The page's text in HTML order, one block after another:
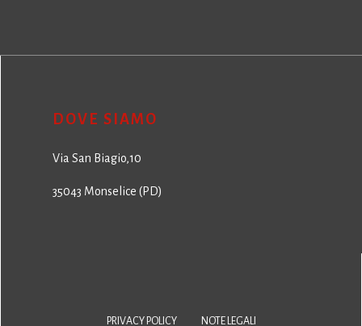
DOVE SIAMO
Via San Biagio,10
35043 Monselice (PD)
PRIVACY POLICY NOTE LEGALI